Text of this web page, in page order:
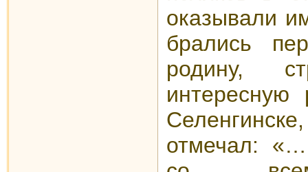
оказывали
брались
родину,
отмечал: